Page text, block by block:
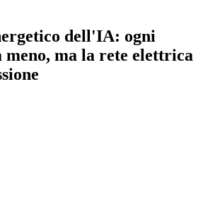
dell'IA: ogni
meno, ma la rete elettrica